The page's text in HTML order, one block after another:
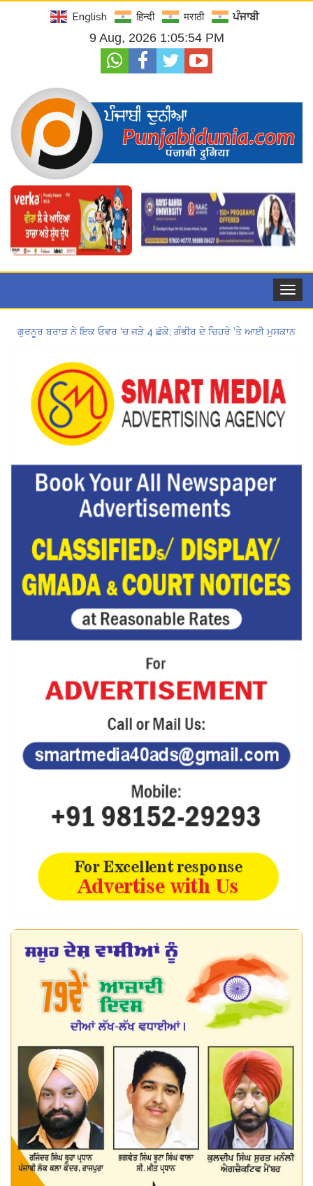
English हिन्दी मराठी ਪੰਜਾਬੀ
9 Aug, 2026 1:05:55 PM
Toggle
ਗੁਰਨੂਰ ਬਰਾੜ ਨੇ ਇਕ ਓਵਰ ‘ਚ ਜੜੇ 4 ਛੱਕੇ; ਗੰਭੀਰ ਦੇ ਚਿਹਰੇ ’ਤੇ ਆਈ ਮੁਸਕਾਨ
Hukamnama Sri Darbar Sahib, Amritsar – Punjabi Dunia
CM ਮਾਨ ਨੇ 866 ਨੌਜਵਾਨਾਂ ਨੂੰ ਸਰਕਾਰੀ ਨੌਕਰੀਆਂ ਦੇ ਨਿਯੁਕਤੀ ਪੱਤਰ ਸੌਂਪੇ
ਸ੍ਰੀਲੰਕਾ ਟੈਸਟ ਸੀਰੀਜ਼: ਸਰਫ਼ਰਾਜ਼ ਖਾਨ ਹੋ ਸਕਦੇ ਹਨ ਸਾਈ ਸੁਦਰਸ਼ਨ ਦੇ ਬਦਲ